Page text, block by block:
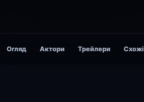
Огляд Актори Трейлери Схожі